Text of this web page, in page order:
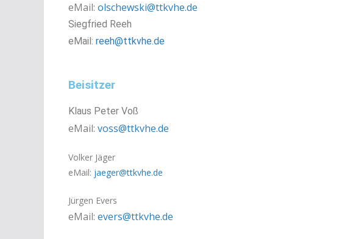
eMail: olschewski@ttkvhe.de
Siegfried Reeh
eMail: reeh@ttkvhe.de
Beisitzer
Klaus Peter Voß
eMail: voss@ttkvhe.de
Volker Jäger
eMail: jaeger@ttkvhe.de
Jürgen Evers
eMail: evers@ttkvhe.de